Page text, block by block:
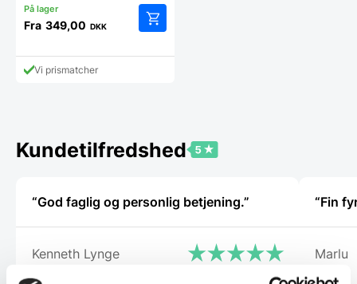
Fra 349,00 DKK
vare
vælges
på
Vi prismatcher
Kundetilfredshed
“God faglig og personlig betjening.”
Kenneth Lynge
“Fin
Marlu